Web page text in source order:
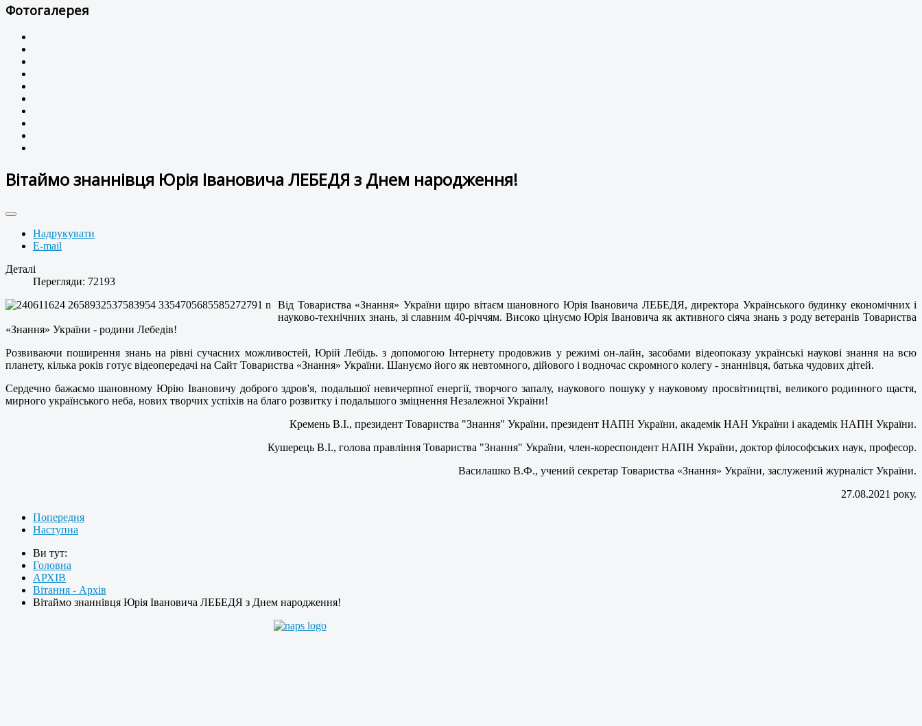
Фотогалерея
Вітаймо знаннівця Юрія Івановича ЛЕБЕДЯ з Днем народження!
Надрукувати
E-mail
Деталі
Перегляди: 72193
Від Товариства «Знання» України щиро вітаєм шановного Юрія Івановича ЛЕБЕДЯ, директора Українського будинку економічних і
науково-технічних знань, зі славним 40-річчям. Високо цінуємо Юрія Івановича як активного сіяча знань з роду ветеранів Товариства
«Знання» України - родини Лебедів!
Розвиваючи поширення знань на рівні сучасних можливостей, Юрій Лебідь. з допомогою Інтернету продовжив у режимі он-лайн, засобами відеопоказу українські наукові знання на всю
планету, кілька років готує відеопередачі на Сайт Товариства «Знання» України. Шануємо його як невтомного, дійового і водночас скромного колегу - знаннівця, батька чудових дітей.
Сердечно бажаємо шановному Юрію Івановичу доброго здров'я, подальшої невичерпної енергії, творчого запалу, наукового пошуку у науковому просвітництві, великого родинного щастя,
мирного українського неба, нових творчих успіхів на благо розвитку і подальшого зміцнення Незалежної України!
Кремень В.І., президент Товариства "Знання" України, президент НАПН України, академік НАН України і академік НАПН України.
Кушерець В.І., голова правління Товариства "Знання" України, член-кореспондент НАПН України, доктор філософських наук, професор.
Василашко В.Ф., учений секретар Товариства «Знання» України, заслужений журналіст України.
27.08.2021 року.
Попередня
Наступна
Ви тут:
Головна
АРХІВ
Вітання - Архів
Вітаймо знаннівця Юрія Івановича ЛЕБЕДЯ з Днем народження!